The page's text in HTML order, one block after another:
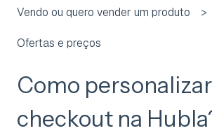
Vendo ou quero vender um produto
Ofertas e preços
Como
checkout na